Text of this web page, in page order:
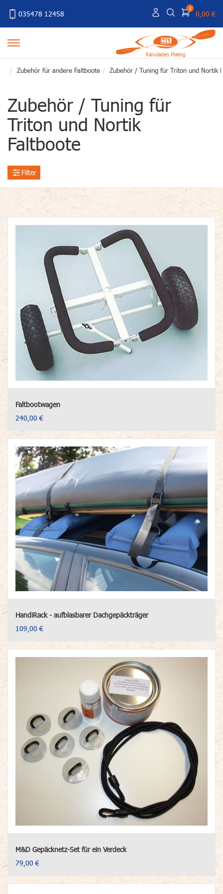
035478 12458
0
0,00 €
Kanuladen Mating
Zubehör für andere Faltboote Zubehör / Tuning für Triton und Nortik
Zubehör / Tuning für
Triton und Nortik
Faltboote
Filter
Faltbootwagen
240,00 €
HandiRack - aufblasbarer Dachgepäckträger
109,00 €
M&D Gepäcknetz-Set für ein Verdeck
79,00 €